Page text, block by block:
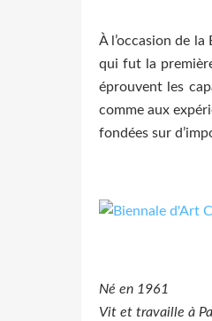
À l’occasion de la
qui fut la
éprouvent les
comme aux
fondées sur
Né en 1961
Vit et travaille à